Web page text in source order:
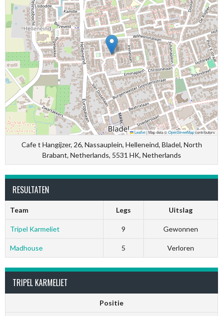
Leaflet|Map data ©OpenStreetMapcontributors
Cafe t Hangijzer, 26, Nassauplein, Helleneind, Bladel, North
Brabant, Netherlands, 5531 HK, Netherlands
RESULTATEN
Team Legs Uitslag
Tripel Karmeliet 9 Gewonnen
Madhouse 5 Verloren
TRIPEL KARMELIET
Positie